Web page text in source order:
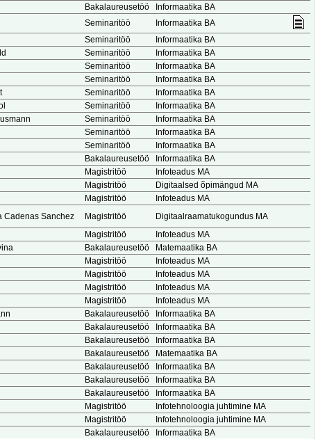
Bakalaureusetöö
Informaatika BA
Seminaritöö
Informaatika BA
Seminaritöö
Informaatika BA
Seminaritöö
Informaatika BA
Seminaritöö
Informaatika BA
Seminaritöö
Informaatika BA
Seminaritöö
Informaatika BA
Seminaritöö
Informaatika BA
Seminaritöö
Informaatika BA
Seminaritöö
Informaatika BA
Seminaritöö
Informaatika BA
Bakalaureusetöö
Informaatika BA
Magistritöö
Infoteadus MA
Magistritöö
Digitaalsed õpimängud MA
Magistritöö
Infoteadus MA
Cadenas Sanchez Magistritöö
Digitaalraamatukogundus MA
Magistritöö
Infoteadus MA
Bakalaureusetöö
Matemaatika BA
Magistritöö
Infoteadus MA
Magistritöö
Infoteadus MA
Magistritöö
Infoteadus MA
Magistritöö
Infoteadus MA
Bakalaureusetöö
Informaatika BA
Bakalaureusetöö
Informaatika BA
Bakalaureusetöö
Informaatika BA
Bakalaureusetöö
Matemaatika BA
Bakalaureusetöö
Informaatika BA
Bakalaureusetöö
Informaatika BA
Bakalaureusetöö
Informaatika BA
Magistritöö
Infotehnoloogia juhtimine MA
Magistritöö
Infotehnoloogia juhtimine MA
Bakalaureusetöö
Informaatika BA